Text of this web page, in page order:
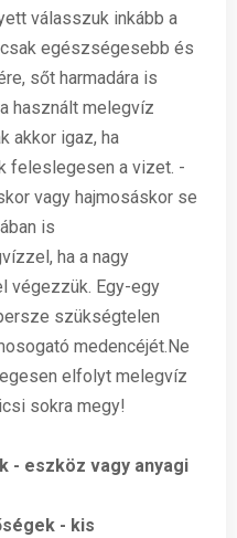
válasszuk inkább a
egészségesebb és
sőt harmadára is
használt melegvíz
akkor igaz, ha
feleslegesen a vizet. -
vagy hajmosáskor se
is
ha a nagy
végezzük. Egy-egy
szükségtelen
medencéjét.Ne
elfolyt melegvíz
sokra megy!
- eszköz vagy anyagi
- kis